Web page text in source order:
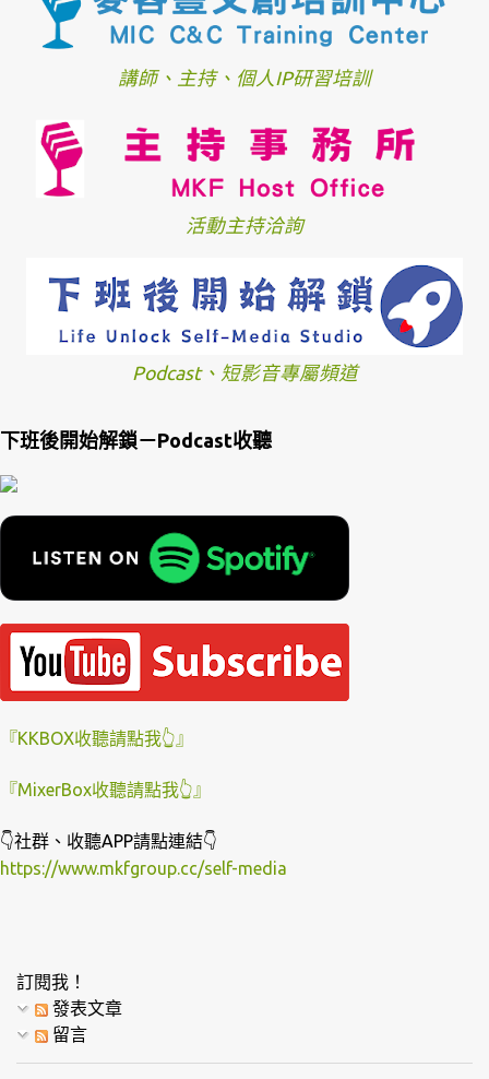
講師、主持、個人IP研習培訓
活動主持洽詢
Podcast、短影音專屬頻道
下班後開始解鎖－Podcast收聽
『KKBOX收聽請點我👆』
『MixerBox收聽請點我👆』
👇社群、收聽APP請點連結👇
https://www.mkfgroup.cc/self-media
訂閱我！
發表文章
留言